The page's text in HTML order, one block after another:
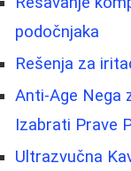
podočnjaka
Rešenja za
Anti-Age Nega
Izabrati Prave
Ultrazvučna